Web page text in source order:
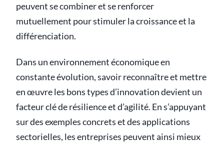
peuvent se combiner et se renforcer
mutuellement pour stimuler la croissance et la
différenciation.
Dans un environnement économique en
constante évolution, savoir reconnaître et mettre
en œuvre les bons types d’innovation devient un
facteur clé de résilience et d’agilité. En s’appuyant
sur des exemples concrets et des applications
sectorielles, les entreprises peuvent ainsi mieux